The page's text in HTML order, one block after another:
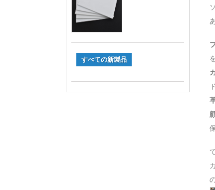
すべての新製品